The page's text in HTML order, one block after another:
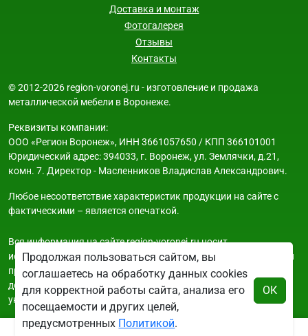
Доставка и монтаж
Фотогалерея
Отзывы
Контакты
© 2012-2026 region-voronej.ru - изготовление и продажа
металлической мебели в Воронеже.
Реквизиты компании:
ООО «Регион Воронеж», ИНН 3661057650 / КПП 366101001
Юридический адрес: 394033, г. Воронеж, ул. Землячки, д.21,
комн. 7. Директор - Масленников Владислав Александрович.
Любое несоответствие характеристик продукции на сайте с
фактическими – является опечаткой.
Вся информация на сайте region-voronej.ru носит
исключительно ознакомительный и справочный характер и ни
при каких условиях не является публичной офертой. Всю
дополнительную информацию можно узнать по телефонам
указанным на сайте.
Продолжая пользоваться сайтом, вы
соглашаетесь на обработку данных cookies
для корректной работы сайта, анализа его
посещаемости и других целей,
предусмотренных Политикой.
ОК